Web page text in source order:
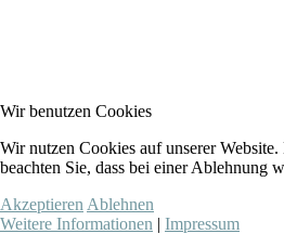
Wir benutzen Cookies
Wir nutzen Cookies auf unserer
beachten Sie, dass bei einer Ablehnung
Akzeptieren Ablehnen
Weitere Informationen | Impressum